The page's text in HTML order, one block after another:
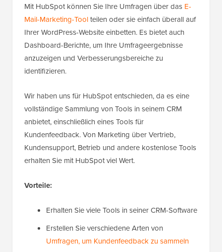
Mit HubSpot können Sie Ihre Umfragen über das E-
Mail-Marketing-Toolteilen oder sie einfach überall auf
Ihrer WordPress-Website einbetten. Es bietet auch
Dashboard-Berichte, um Ihre Umfrageergebnisse
anzuzeigen und Verbesserungsbereiche zu
identifizieren.
Wir haben uns für HubSpot entschieden, da es eine
vollständige Sammlung von Tools in seinem CRM
anbietet, einschließlich eines Tools für
Kundenfeedback. Von Marketing über Vertrieb,
Kundensupport, Betrieb und andere kostenlose Tools
erhalten Sie mit HubSpot viel Wert.
Vorteile:
Erhalten Sie viele Tools in seiner CRM-Software
Erstellen Sie verschiedene Arten von
Umfragen, um Kundenfeedback zu sammeln